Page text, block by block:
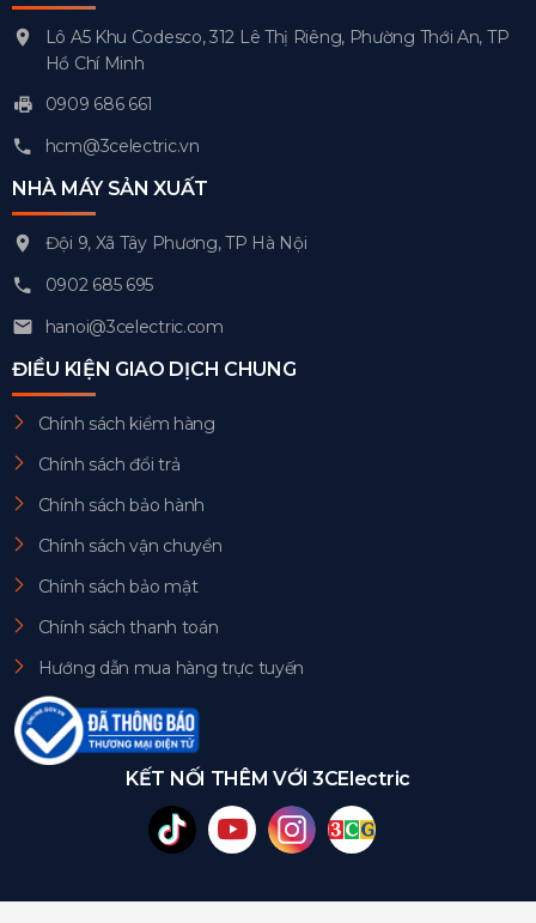
Lô A5 Khu Codesco, 312 Lê Thị Riêng, Phường Thới An, TP
Hồ Chí Minh
0909 686 661
hcm@3celectric.vn
NHÀ MÁY SẢN XUẤT
Đội 9, Xã Tây Phương, TP Hà Nội
0902 685 695
hanoi@3celectric.com
ĐIỀU KIỆN GIAO DỊCH CHUNG
Chính sách kiểm hàng
Chính sách đổi trả
Chính sách bảo hành
Chính sách vận chuyển
Chính sách bảo mật
Chính sách thanh toán
Hướng dẫn mua hàng trực tuyến
KẾT NỐI THÊM VỚI 3CElectric